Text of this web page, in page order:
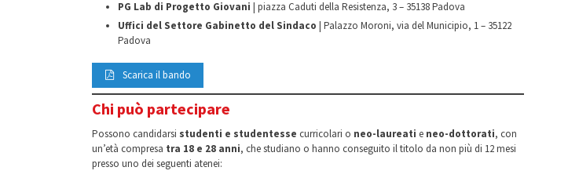
PG Lab di Progetto Giovani | piazza Caduti della Resistenza, 3 – 35138 Padova
Uffici del Settore Gabinetto del Sindaco | Palazzo Moroni, via del Municipio, 1 – 35122
Padova
Scarica il bando
Chi può partecipare
Possono candidarsi studenti e studentesse curricolari o neo-laureati e neo-dottorati, con
un’età compresa tra 18 e 28 anni, che studiano o hanno conseguito il titolo da non più di 12 mesi
presso uno dei seguenti atenei: